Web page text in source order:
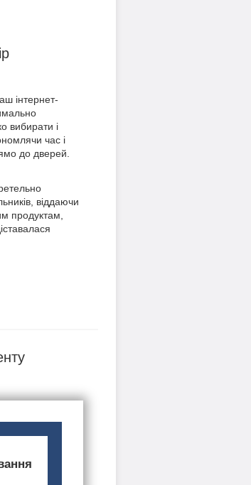
інтернет-
вибирати і
час і
до дверей.
віддаючи
продуктам,